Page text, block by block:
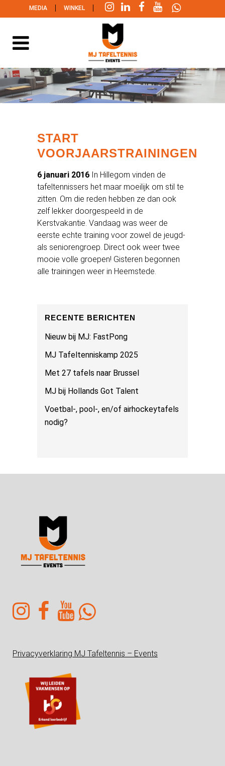
MEDIA | WINKEL |
START
VOORJAARSTRAININGEN
6 januari 2016 In Hillegom vinden de
tafeltennissers het maar moeilijk om stil te
zitten. Om die reden hebben ze dan ook
zelf lekker doorgespeeld in de
Kerstvakantie. Vandaag was weer de
eerste echte training voor zowel de jeugd-
als seniorengroep. Direct ook weer twee
mooie volle groepen! Gisteren begonnen
alle trainingen weer in Heemstede.
RECENTE BERICHTEN
Nieuw bij MJ: FastPong
MJ Tafeltenniskamp 2025
Met 27 tafels naar Brussel
MJ bij Hollands Got Talent
Voetbal-, pool-, en/of airhockeytafels
nodig?
Privacyverklaring MJ Tafeltennis – Events